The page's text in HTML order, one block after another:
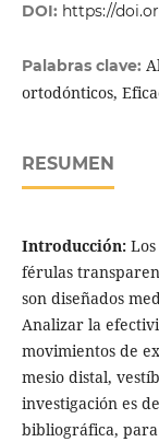
DOI: https://
Palabras clave:
ortodónticos,
RESUMEN
Introducción:Los
férulas
son diseñados
Analizar la
movimientos de
mesio distal,
investigación es
bibliográfica,